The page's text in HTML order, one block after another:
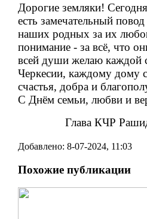
Дорогие земляки!
есть замечательный
наших родных за их
понимание - за всё, что
всей души желаю каждой
Черкесии, каждому дому
счастья, добра и
С Днём семьи, любви и
Глава КЧР
Добавлено: 8-07-2024, 11:03
Похожие публикации